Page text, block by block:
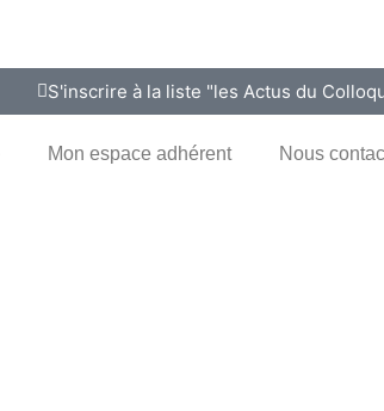
S'inscrire à la liste "les Actus du
Mon espace adhérent Nous